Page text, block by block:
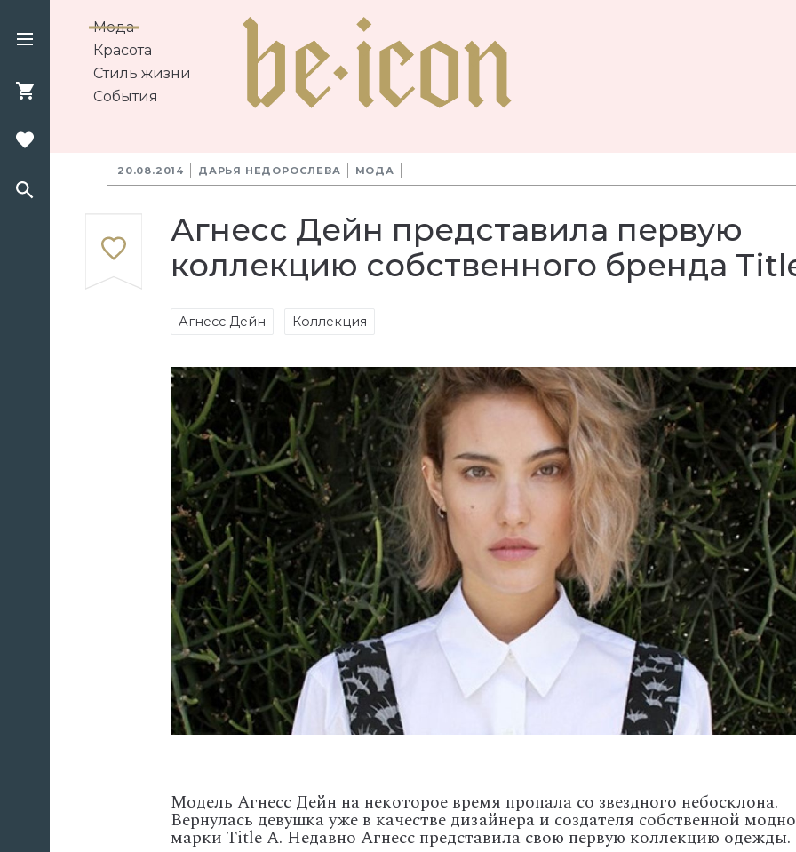
Мода
Красота
Стиль жизни
События
20.08.2014 ДАРЬЯ НЕДОРОСЛЕВА МОДА
Агнесс Дейн представила первую
коллекцию собственного бренда
Агнесс Дейн Коллекция
Модель Агнесс Дейн на некоторое время пропала со звездного небосклона.
Вернулась девушка уже в качестве дизайнера и создателя собственной
марки Title A. Недавно Агнесс представила свою первую коллекцию одежды.